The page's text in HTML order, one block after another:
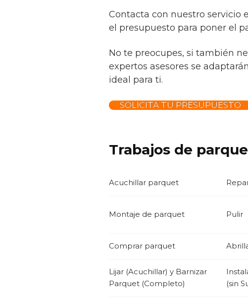
Contacta con nuestro servicio
el presupuesto para poner el
No te preocupes, si también
expertos asesores se
ideal para ti.
SOLICITA TU PRESUPUESTO
Trabajos de
Acuchillar parquet
Montaje de parquet Pulir
Comprar parquet
Lijar (Acuchillar) y Barnizar
Parquet (Completo)
(sin